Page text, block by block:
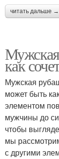
читать дальше →
как
Мужская
может быть
элементом
мужчины до
чтобы
мы
с другими